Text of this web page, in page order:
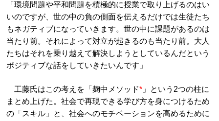
「環境問題や平和問題を積極的に授業で取り上げるのはい
いのですが、世の中の負の側面を伝えるだけでは生徒たち
もネガティブになっていきます。世の中に課題があるのは
当たり前。それによって対立が起きるのも当たり前。大人
たちはそれを乗り越えて解決しようとしているんだという
ポジティブな話をしていきたいんです」
工藤氏はこの考えを「麹中メソッド* 」という2つの柱に
まとめ上げた。社会で再現できる学び方を身につけるため
の「スキル」と、社会へのモチベーションを高めるために